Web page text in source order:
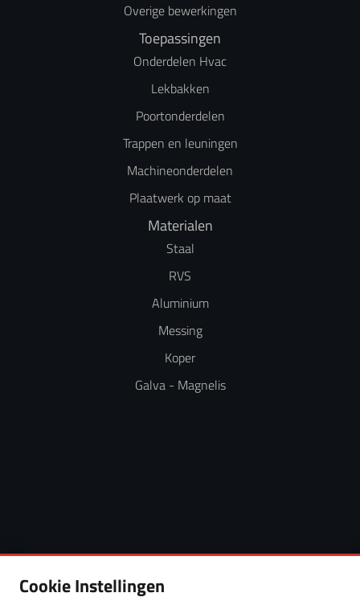
Overige bewerkingen
Toepassingen
Onderdelen Hvac
Lekbakken
Poortonderdelen
Trappen en leuningen
Machineonderdelen
Plaatwerk op maat
Materialen
Staal
RVS
Aluminium
Messing
Koper
Galva - Magnelis
Cookie Instellingen